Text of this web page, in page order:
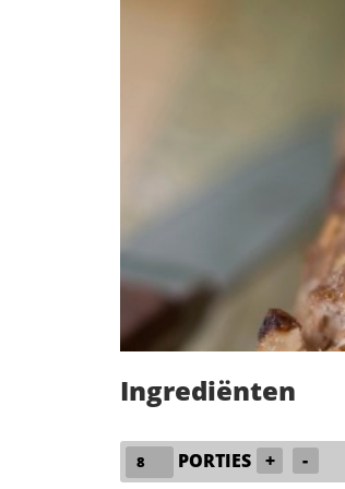
Ingrediënten
PORTIES + -